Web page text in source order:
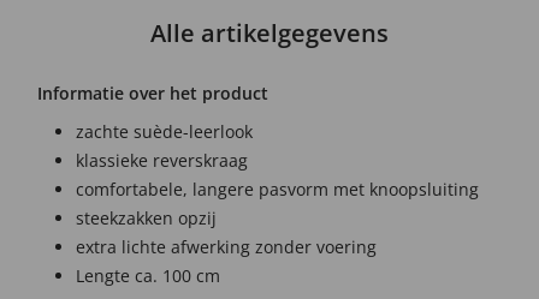
Alle artikelgegevens
Informatie over het product
zachte suède-leerlook
klassieke reverskraag
comfortabele, langere pasvorm met knoopsluiting
steekzakken opzij
extra lichte afwerking zonder voering
Lengte ca. 100 cm